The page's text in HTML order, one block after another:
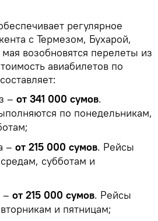
регулярное
с Термезом, Бухарой,
возобновятся перелеты из
авиабилетов по
– от 341 000 сумов.
по понедельникам,
– от 215 000 сумов. Рейсы
субботам и
– от 215 000 сумов. Рейсы
и пятницам;